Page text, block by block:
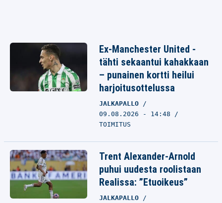
Ex-Manchester United -
tähti sekaantui kahakkaan
– punainen kortti heilui
harjoitusottelussa
JALKAPALLO
09.08.2026 - 14:48
TOIMITUS
Trent Alexander-Arnold
puhui uudesta roolistaan
Realissa: ”Etuoikeus”
JALKAPALLO